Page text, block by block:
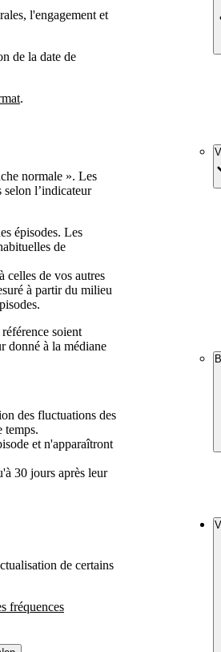
l'engagement et
de la date de
.
normale ». Les
selon l’indicateur
épisodes. Les
de
celles de vos autres
à partir du milieu
soient
donné à la médiane
des fluctuations des
temps.
et n'apparaîtront
30 jours après leur
de certains
fréquences